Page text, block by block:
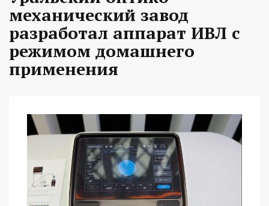
механический завод
разработал аппарат ИВЛ с
режимом домашнего
применения